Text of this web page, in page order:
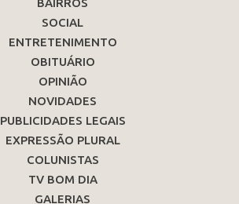
BAIRROS
SOCIAL
ENTRETENIMENTO
OBITUÁRIO
OPINIÃO
NOVIDADES
PUBLICIDADES LEGAIS
EXPRESSÃO PLURAL
COLUNISTAS
TV BOM DIA
GALERIAS